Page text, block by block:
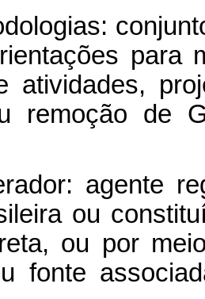
para
atividades,
remoção de
agente
ou
ou por
fonte